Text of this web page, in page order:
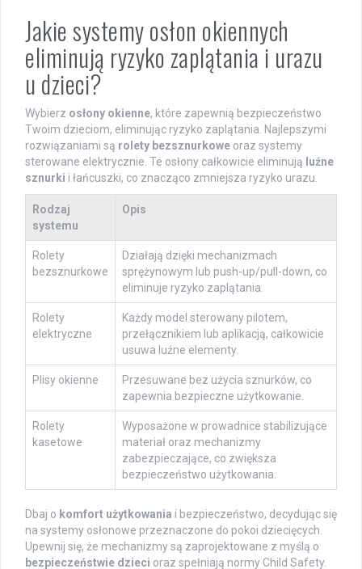
Jakie systemy osłon okiennych
eliminują ryzyko zaplątania i urazu
u dzieci?
Wybierz osłony okienne, które zapewnią bezpieczeństwo
Twoim dzieciom, eliminując ryzyko zaplątania. Najlepszymi
rozwiązaniami są rolety bezsznurkowe oraz systemy
sterowane elektrycznie. Te osłony całkowicie eliminują luźne
sznurki i łańcuszki, co znacząco zmniejsza ryzyko urazu.
Rodzaj
systemu
Opis
Rolety
bezsznurkowe
Działają dzięki mechanizmach
sprężynowym lub push-up/pull-down, co
eliminuje ryzyko zaplątania.
Rolety
elektryczne
Każdy model sterowany pilotem,
przełącznikiem lub aplikacją, całkowicie
usuwa luźne elementy.
Plisy okienne
Przesuwane bez użycia sznurków, co
zapewnia bezpieczne użytkowanie.
Rolety
kasetowe
Wyposażone w prowadnice stabilizujące
materiał oraz mechanizmy
zabezpieczające, co zwiększa
bezpieczeństwo użytkowania.
Dbaj o komfort użytkowania i bezpieczeństwo, decydując się
na systemy osłonowe przeznaczone do pokoi dziecięcych.
Upewnij się, że mechanizmy są zaprojektowane z myślą o
bezpieczeństwie dzieci oraz spełniają normy Child Safety.